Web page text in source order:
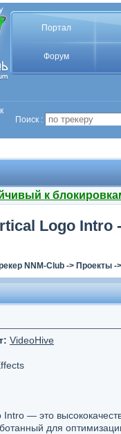
Портал
Форум
Поиск :
к
Logo Intro
NNM-Club -> Проекты -
VideoHive
— это
для